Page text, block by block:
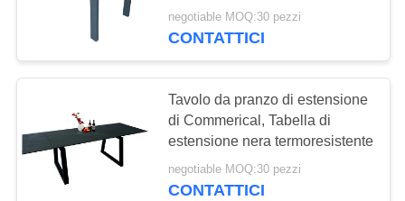
CONTROLLO
DI
QUALITÀ
CONTATTO
STATI
moderno di rettangolo
negotiable MOQ:30 pezzi
CONTATTICI
Tavolo da pranzo di estensione
di Commerical, Tabella di
estensione nera termoresistente
negotiable MOQ:30 pezzi
CONTATTICI